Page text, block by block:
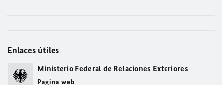
Enlaces útiles
Ministerio Federal de Relaciones Exteriores
Pagina web